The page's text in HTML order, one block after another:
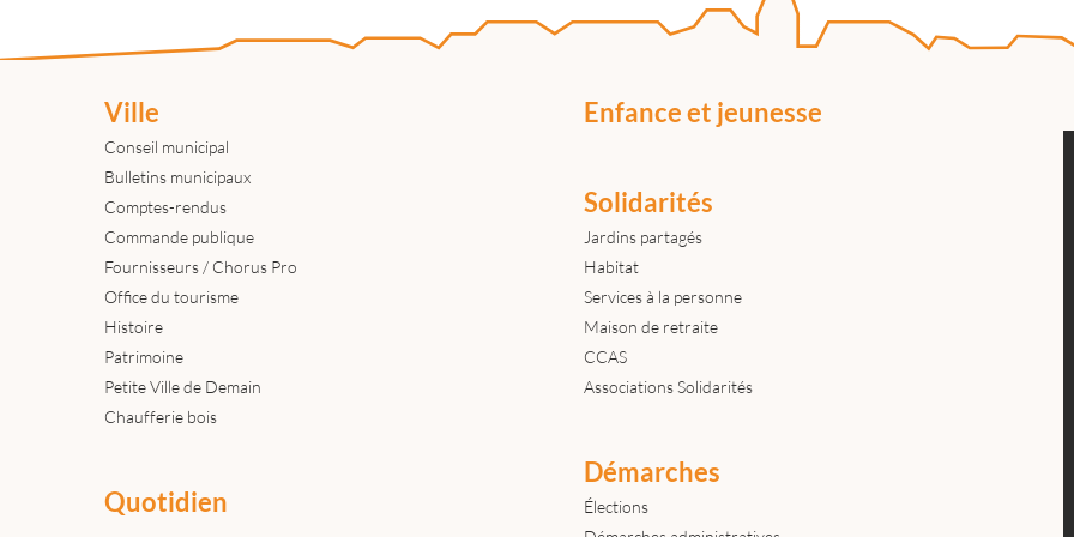
Ville
Conseil municipal
Bulletins municipaux
Comptes-rendus
Commande publique
Fournisseurs / Chorus Pro
Office du tourisme
Histoire
Patrimoine
Petite Ville de Demain
Chaufferie bois
Quotidien
Enfance et jeunesse
Solidarités
Jardins partagés
Habitat
Services à la personne
Maison de retraite
CCAS
Associations Solidarités
Démarches
Élections